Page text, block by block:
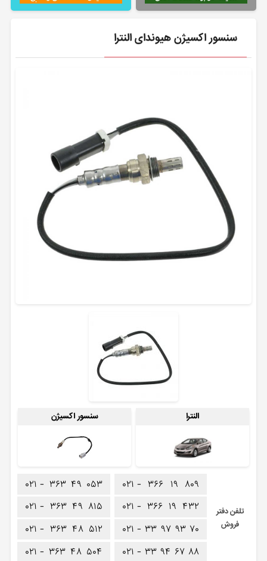
سنسور اکسیژن هیوندای النترا
النترا سنسور اکسیژن
تلفن دفتر
فروش
۰۲۱ - ۳۶۶ ۱۹ ۸۰۹
۰۲۱ - ۳۶۶ ۱۹ ۴۳۲
۰۲۱ - ۳۳ ۹۷ ۹۳ ۷۰
۰۲۱ - ۳۳ ۹۴ ۶۷ ۸۸
۰۲۱ - ۳۶۳ ۴۹ ۰۵۳
۰۲۱ - ۳۶۳ ۴۹ ۸۱۵
۰۲۱ - ۳۶۳ ۴۸ ۵۱۲
۰۲۱ - ۳۶۳ ۴۸ ۵۰۴